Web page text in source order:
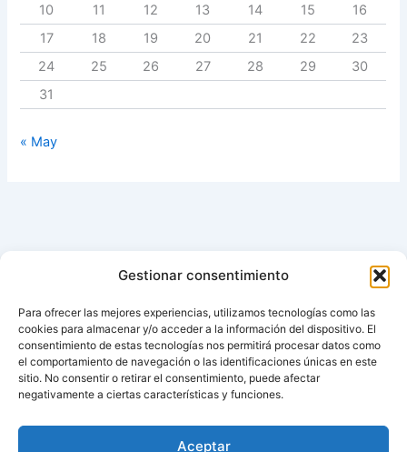
Gestionar consentimiento
Para ofrecer las mejores experiencias, utilizamos tecnologías como las
cookies para almacenar y/o acceder a la información del dispositivo. El
consentimiento de estas tecnologías nos permitirá procesar datos como
el comportamiento de navegación o las identificaciones únicas en este
sitio. No consentir o retirar el consentimiento, puede afectar
negativamente a ciertas características y funciones.
Aceptar
10
11 12 13 14 15
16
17
18 19 20 21 22
23
24
25 26 27 28 29
30
31
« May